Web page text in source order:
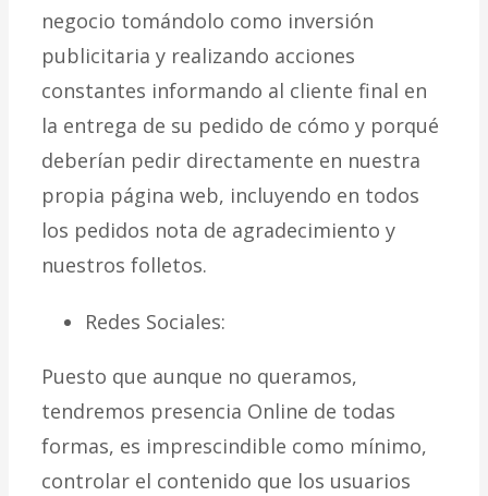
negocio tomándolo como inversión
publicitaria y realizando acciones
constantes informando al cliente final en
la entrega de su pedido de cómo y porqué
deberían pedir directamente en nuestra
propia página web, incluyendo en todos
los pedidos nota de agradecimiento y
nuestros folletos.
Redes Sociales:
Puesto que aunque no queramos,
tendremos presencia Online de todas
formas, es imprescindible como mínimo,
controlar el contenido que los usuarios